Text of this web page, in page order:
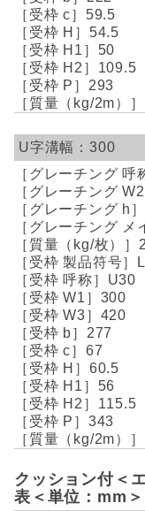
59.5
54.5
50
109.5
293
300
U30
300
420
277
67
60.5
56
115.5
343
クッション付＜
表＜単位：mm＞